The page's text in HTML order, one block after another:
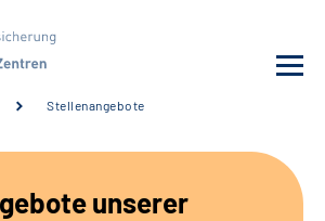
Stellenangebote
unserer